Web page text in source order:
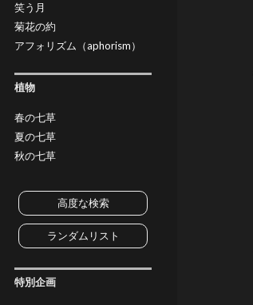
笑う月
菊花の約
アフォリズム（aphorism）
植物
春の七草
夏の七草
秋の七草
高度な検索
ランダムリスト
特別企画